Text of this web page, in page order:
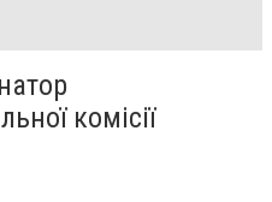
комісії